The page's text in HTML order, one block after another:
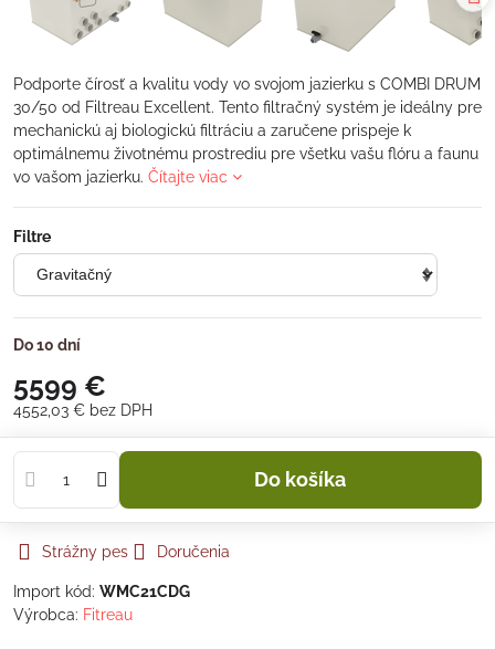
Podporte čírosť a kvalitu vody vo svojom jazierku s COMBI DRUM
30/50 od Filtreau Excellent. Tento filtračný systém je ideálny pre
mechanickú aj biologickú filtráciu a zaručene prispeje k
optimálnemu životnému prostrediu pre všetku vašu flóru a faunu
vo vašom jazierku. Čítajte viac
Filtre
Do 10 dní
5599 €
4552,03 € bez DPH
Do košíka
Strážny pes Doručenia
Import kód: WMC21CDG
Výrobca: Fitreau